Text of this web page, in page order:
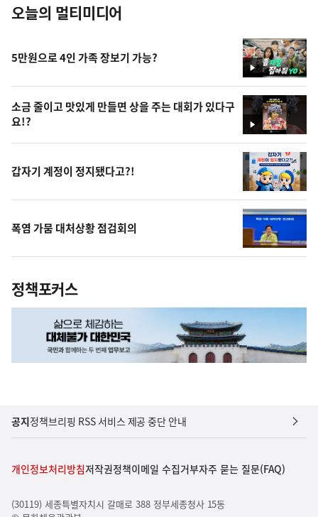
오늘의 멀티미디어
영
상
5만원으로 4인 가족 장보기 가능?
영
상
소금 줄이고 맛있게 만들면 상을 주는 대회가 있다구
요!?
갑자기 계정이 정지됐다고?!
폭염 가뭄 대처상황 점검회의
정책포커스
공지정책브리핑 RSS 서비스 제공 중단 안내
개인정보처리방침저작권정책이메일 수집거부자주 묻는 질문(FAQ)
(30119) 세종특별자치시 갈매로 388 정부세종청사 15동